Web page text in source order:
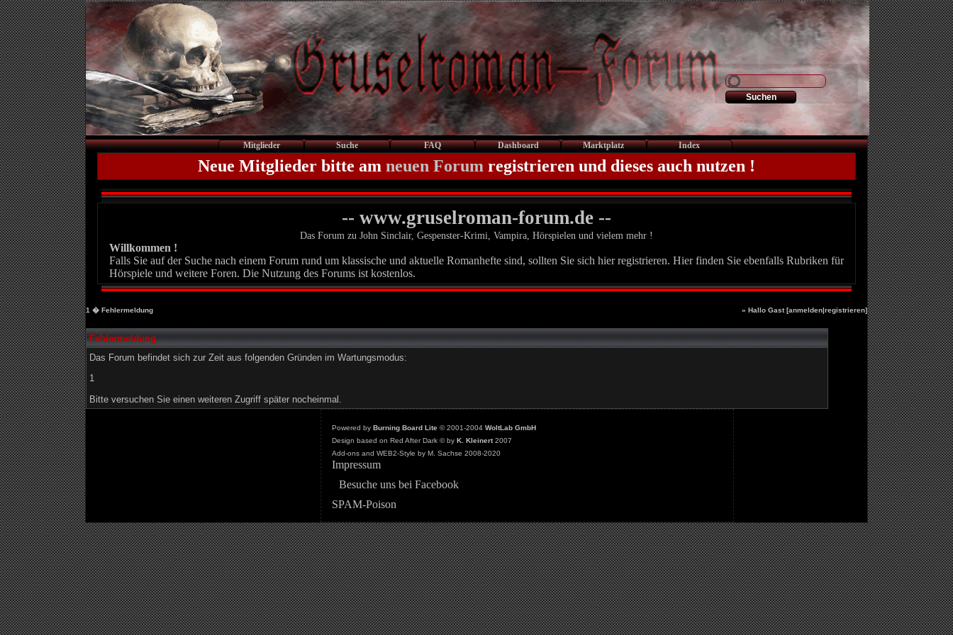
Mitglieder Suche FAQ Dashboard Marktplatz Index
Neue Mitglieder bitte am neuen Forum registrieren und dieses auch nutzen !
-- www.gruselroman-forum.de --
Das Forum zu John Sinclair, Gespenster-Krimi, Vampira, Hörspielen und vielem mehr !
Willkommen !
Falls Sie auf der Suche nach einem Forum rund um klassische und aktuelle Romanhefte sind, sollten Sie sich hier registrieren. Hier finden Sie ebenfalls Rubriken für
Hörspiele und weitere Foren. Die Nutzung des Forums ist kostenlos.
1 � Fehlermeldung » Hallo Gast [anmelden|registrieren]
Fehlermeldung
Das Forum befindet sich zur Zeit aus folgenden Gründen im Wartungsmodus:
1
Bitte versuchen Sie einen weiteren Zugriff später nocheinmal.
Powered by Burning Board Lite© 2001-2004 WoltLab GmbH
Design based on Red After Dark © by K. Kleinert2007
Add-ons and WEB2-Style by M. Sachse 2008-2020
Impressum
Besuche uns bei Facebook
SPAM-Poison